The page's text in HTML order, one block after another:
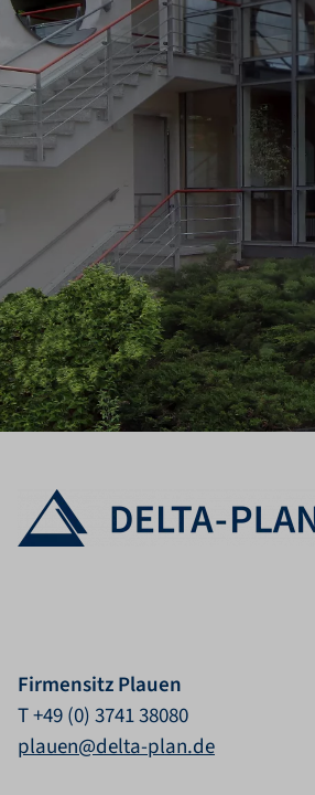
Firmensitz Plauen
T +49 (0) 3741 38080
plauen@delta-plan.de